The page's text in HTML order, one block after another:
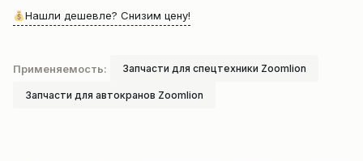
Нашли дешевле? Снизим цену!
Применяемость: Запчасти для спецтехники Zoomlion
Запчасти для автокранов Zoomlion